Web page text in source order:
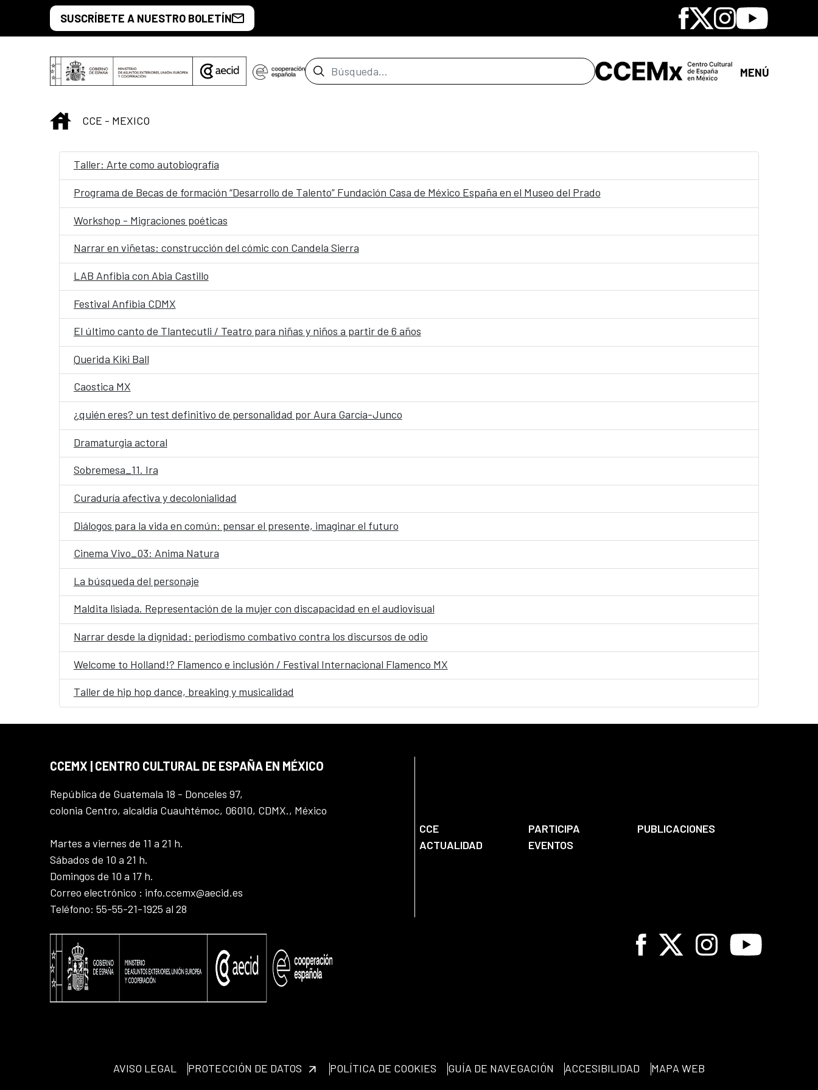
Saltar al contenido principal
SUSCRÍBETE A NUESTRO BOLETÍN Facebook
X Instagram
Youtube
Barra de búsqueda MENÚ
INICIO
CCE - MEXICO
Taller: Arte como autobiografía
Programa de Becas de formación “Desarrollo de Talento” Fundación Casa de México España en el Museo del Prado
Workshop - Migraciones poéticas
Narrar en viñetas: construcción del cómic con Candela Sierra
LAB Anfibia con Abia Castillo
Festival Anfibia CDMX
El último canto de Tlantecutli / Teatro para niñas y niños a partir de 6 años
Querida Kiki Ball
Caostica MX
¿quién eres? un test definitivo de personalidad por Aura García-Junco
Dramaturgia actoral
Sobremesa_11. Ira
Curaduría afectiva y decolonialidad
Diálogos para la vida en común: pensar el presente, imaginar el futuro
Cinema Vivo_03: Anima Natura
La búsqueda del personaje
Maldita lisiada. Representación de la mujer con discapacidad en el audiovisual
Narrar desde la dignidad: periodismo combativo contra los discursos de odio
Welcome to Holland!? Flamenco e inclusión / Festival Internacional Flamenco MX
Taller de hip hop dance, breaking y musicalidad
CCEMX | CENTRO CULTURAL DE ESPAÑA EN MÉXICO
República de Guatemala 18 - Donceles 97,
colonia Centro, alcaldía Cuauhtémoc, 06010, CDMX., México
Martes a viernes de 11 a 21 h.
Sábados de 10 a 21 h.
Domingos de 10 a 17 h.
Correo electrónico : info.ccemx@aecid.es
Teléfono: 55-55-21-1925 al 28
CCE PARTICIPA
PUBLICACIONES
ACTUALIDAD
EVENTOS
Facebook
X InstagramYoutube
AVISO LEGAL PROTECCIÓN DE DATOS POLÍTICA DE COOKIES GUÍA DE NAVEGACIÓN ACCESIBILIDAD MAPA WEB